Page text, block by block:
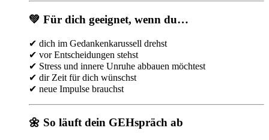
💚 Für dich geeignet, wenn du…
✔ dich im Gedankenkarussell drehst
✔ vor Entscheidungen stehst
✔ Stress und innere Unruhe abbauen möchtest
✔ dir Zeit für dich wünschst
✔ neue Impulse brauchst
🌼 So läuft dein GEHspräch ab